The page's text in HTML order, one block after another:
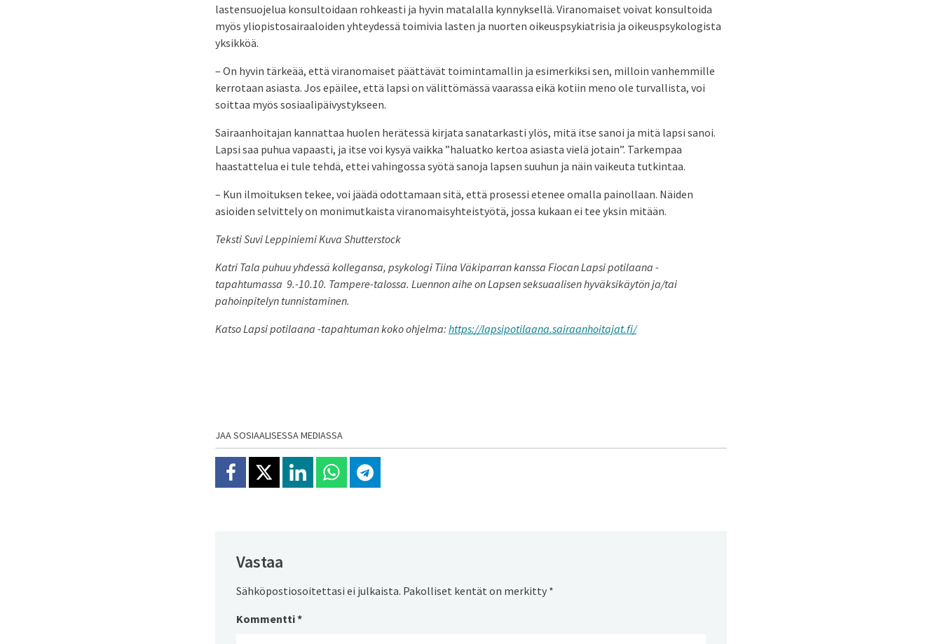
lastensuojelua konsultoidaan rohkeasti ja hyvin matalalla kynnyksellä. Viranomaiset voivat konsultoida
myös yliopistosairaaloiden yhteydessä toimivia lasten ja nuorten oikeuspsykiatrisia ja oikeuspsykologista
yksikköä.
– On hyvin tärkeää, että viranomaiset päättävät toimintamallin ja esimerkiksi sen, milloin vanhemmille
kerrotaan asiasta. Jos epäilee, että lapsi on välittömässä vaarassa eikä kotiin meno ole turvallista, voi
soittaa myös sosiaalipäivystykseen.
Sairaanhoitajan kannattaa huolen herätessä kirjata sanatarkasti ylös, mitä itse sanoi ja mitä lapsi sanoi.
Lapsi saa puhua vapaasti, ja itse voi kysyä vaikka ”haluatko kertoa asiasta vielä jotain”. Tarkempaa
haastattelua ei tule tehdä, ettei vahingossa syötä sanoja lapsen suuhun ja näin vaikeuta tutkintaa.
– Kun ilmoituksen tekee, voi jäädä odottamaan sitä, että prosessi etenee omalla painollaan. Näiden
asioiden selvittely on monimutkaista viranomaisyhteistyötä, jossa kukaan ei tee yksin mitään.
Teksti Suvi Leppiniemi Kuva Shutterstock
Katri Tala puhuu yhdessä kollegansa, psykologi Tiina Väkiparran kanssa Fiocan Lapsi potilaana -
tapahtumassa 9.-10.10. Tampere-talossa. Luennon aihe on Lapsen seksuaalisen hyväksikäytön ja/tai
pahoinpitelyn tunnistaminen.
Katso Lapsi potilaana -tapahtuman koko ohjelma: https://lapsipotilaana.sairaanhoitajat.fi/
JAA SOSIAALISESSA MEDIASSA
Jaa Facebookissa
Jaa X:ssäJaa Linkedinissä
Jaa Whatsappissa
Jaa Telegramissa
Vastaa
Sähköpostiosoitettasi ei julkaista. Pakolliset kentät on merkitty *
Kommentti*